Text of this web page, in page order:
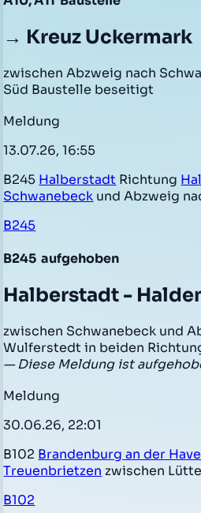
→ Kreuz Uckermark
zwischen Abzweig nach
Süd Baustelle beseitigt
Meldung
13.07.26, 16:55
B245 Halberstadt Richtung
Schwanebeck und Abzweig
B245
B245 aufgehoben
Halberstadt -
zwischen Schwanebeck und
Wulferstedt in beiden
— Diese Meldung ist
Meldung
30.06.26, 22:01
B102 Brandenburg an der
Treuenbrietzen zwischen
B102